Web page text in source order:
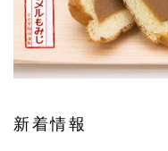
新着情報